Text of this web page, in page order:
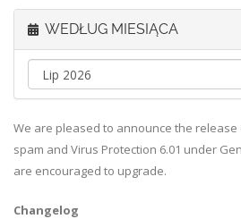
WEDŁUG MIESIĄCA
We are pleased to announce the release
spam and Virus Protection 6.01 under
are encouraged to upgrade.
Changelog